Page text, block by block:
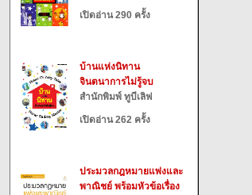
เปิดอ่าน 290 ครั้ง
บ้านแห่งนิทาน
จินตนาการไม่รู้จบ
สำนักพิมพ์ ทูบีเลิฟ
เปิดอ่าน 262 ครั้ง
ประมวลกฎหมายแพ่งและ
พาณิชย์ พร้อมหัวข้อเรื่อง